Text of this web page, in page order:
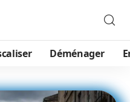
Déménager